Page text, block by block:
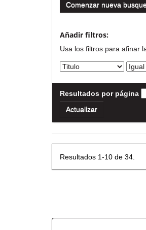
Comenzar nueva
Añadir filtros:
Usa los filtros para afinar
Resultados por página
Resultados 1-10 de 34.